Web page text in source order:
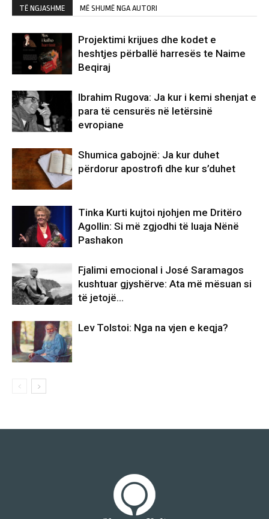
TË NGJASHME MË SHUMË NGA AUTORI
Projektimi krijues dhe kodet e
heshtjes përballë harresës te Naime
Beqiraj
Ibrahim Rugova: Ja kur i kemi shenjat e
para të censurës në letërsinë
evropiane
Shumica gabojnë: Ja kur duhet
përdorur apostrofi dhe kur s’duhet
Tinka Kurti kujtoi njohjen me Dritëro
Agollin: Si më zgjodhi të luaja Nënë
Pashakon
Fjalimi emocional i José Saramagos
kushtuar gjyshërve: Ata më mësuan si
të jetojë…
Lev Tolstoi: Nga na vjen e keqja?